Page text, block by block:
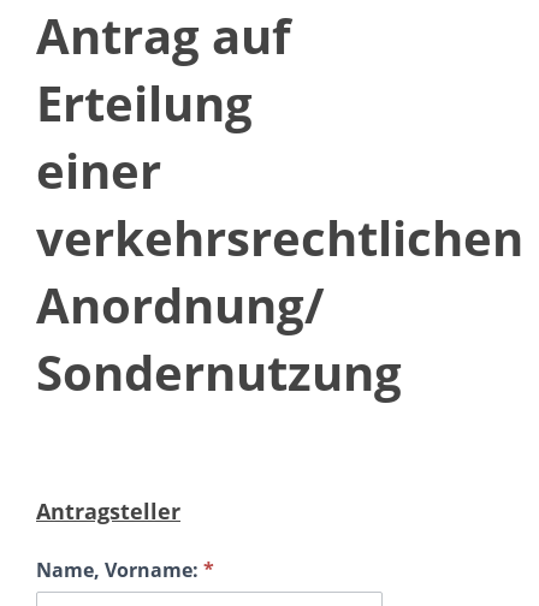
Erteilung einer
verkehrsrechtlichen
Anordnung/
Antrag auf
Erteilung
einer
verkehrsrechtlichen
Anordnung/
Sondernutzung
Antragsteller
Name, Vorname: *